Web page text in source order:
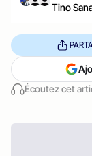
Tino
Écoutez cet